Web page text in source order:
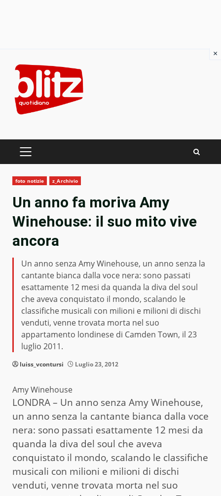
content
PRIMARY
foto notizie z_Archivio
Un anno fa moriva Amy
Winehouse: il suo mito vive
ancora
Un anno senza Amy Winehouse, un anno senza la
cantante bianca dalla voce nera: sono passati
esattamente 12 mesi da quanda la diva del soul
che aveva conquistato il mondo, scalando le
classifiche musicali con milioni e milioni di dischi
venduti, venne trovata morta nel suo
appartamento londinese di Camden Town, il 23
luglio 2011.
luiss_vcontursi Luglio 23, 2012
Amy Winehouse
LONDRA – Un anno senza Amy Winehouse,
un anno senza la cantante bianca dalla voce
nera: sono passati esattamente 12 mesi da
quanda la diva del soul che aveva
conquistato il mondo, scalando le classifiche
musicali con milioni e milioni di dischi
venduti, venne trovata morta nel suo
×